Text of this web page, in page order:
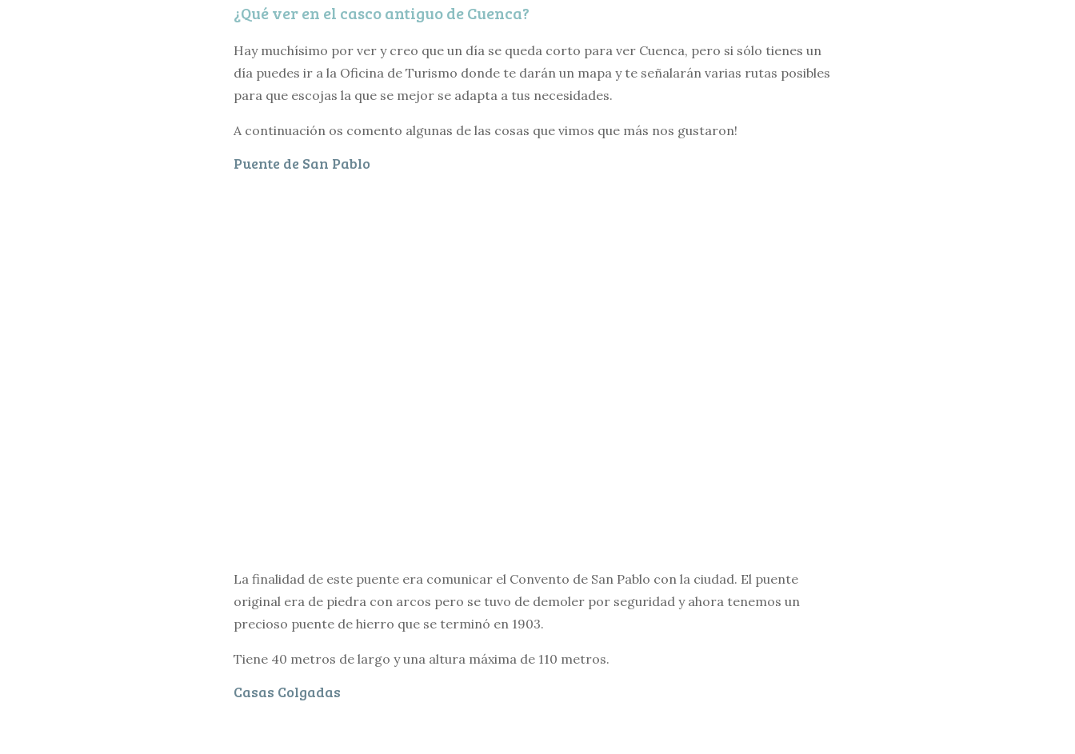
¿Qué ver en el casco antiguo de Cuenca?
Hay muchísimo por ver y creo que un día se queda corto para ver Cuenca, pero si sólo tienes un
día puedes ir a la Oficina de Turismo donde te darán un mapa y te señalarán varias rutas posibles
para que escojas la que se mejor se adapta a tus necesidades.
A continuación os comento algunas de las cosas que vimos que más nos gustaron!
Puente de San Pablo
La finalidad de este puente era comunicar el Convento de San Pablo con la ciudad. El puente
original era de piedra con arcos pero se tuvo de demoler por seguridad y ahora tenemos un
precioso puente de hierro que se terminó en 1903.
Tiene 40 metros de largo y una altura máxima de 110 metros.
Casas Colgadas